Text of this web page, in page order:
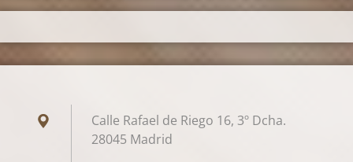
Calle Rafael de Riego 16, 3º Dcha.
28045 Madrid